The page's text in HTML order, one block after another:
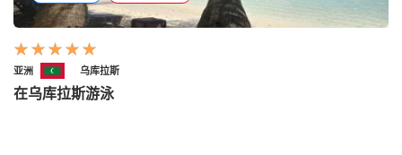
亚洲 乌库拉斯
在乌库拉斯游泳